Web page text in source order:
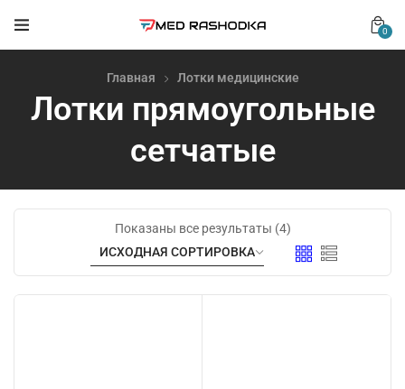
0
Главная Лотки медицинские
Лотки прямоугольные
сетчатые
Показаны все результаты (4)